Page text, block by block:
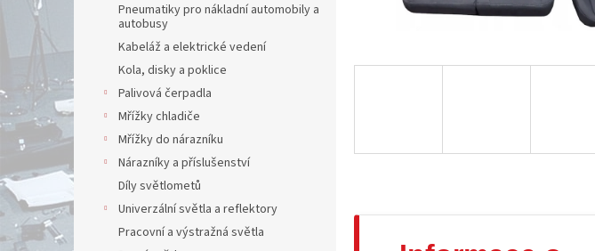
Pneumatiky pro nákladní automobily a
autobusy
Kabeláž a elektrické vedení
Kola, disky a poklice
Palivová čerpadla
Mřížky chladiče
Mřížky do nárazníku
Nárazníky a příslušenství
Díly světlometů
Univerzální světla a reflektory
Pracovní a výstražná světla